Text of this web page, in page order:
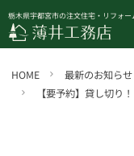
栃木県宇都宮市の注文住宅・リフォ
HOME 最新のお知らせ
【要予約】貸し切り